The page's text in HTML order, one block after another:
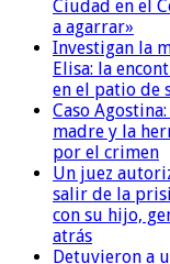
Ciudad en el
a agarrar»
Investigan la
Elisa: la
en el patio de
Caso
madre y la
por el crimen
Un juez
salir de la
con su hijo,
atrás
Detuvieron a